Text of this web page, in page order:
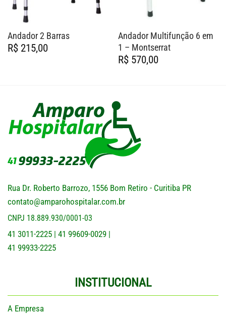
Andador 2 Barras
R$215,00
Andador Multifunção 6 em
1 – Montserrat
R$570,00
Rua Dr. Roberto Barrozo, 1556 Bom Retiro - Curitiba PR
contato@amparohospitalar.com.br
CNPJ 18.889.930/0001-03
41 3011-2225 | 41 99609-0029 |
41 99933-2225
INSTITUCIONAL
A Empresa